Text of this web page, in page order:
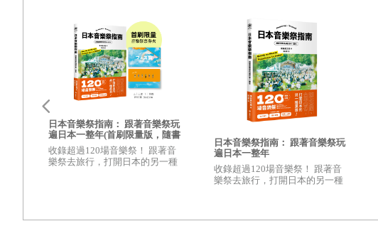
日本音樂祭指南： 跟著音樂祭玩
遍日本一整年(首刷限量版，隨書
附贈音樂祭票券夾)
收錄超過120場音樂祭！ 跟著音
樂祭去旅行，打開日本的另一種
日本音樂祭指南： 跟著音樂祭玩
遍日本一整年
收錄超過120場音樂祭！ 跟著音
樂祭去旅行，打開日本的另一種